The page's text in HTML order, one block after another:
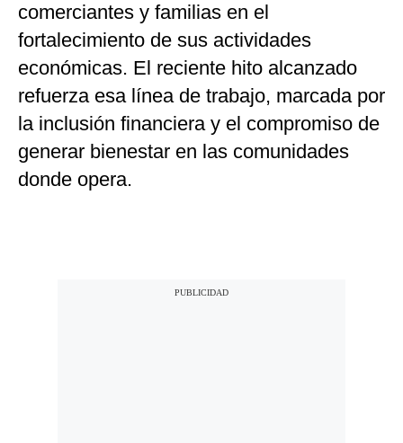
comerciantes y familias en el
fortalecimiento de sus actividades
económicas. El reciente hito alcanzado
refuerza esa línea de trabajo, marcada por
la inclusión financiera y el compromiso de
generar bienestar en las comunidades
donde opera.